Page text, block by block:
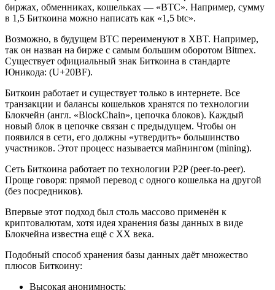
биржах, обменниках, кошельках — «BTC». Например, сумму
в 1,5 Биткоина можно написать как «1,5 btc».
Возможно, в будущем BTC переименуют в XBT. Например,
так он назван на бирже с самым большим оборотом Bitmex.
Существует официальный знак Биткоина в стандарте
Юникода: (U+20BF).
Биткоин работает и существует только в интернете. Все
транзакции и балансы кошельков хранятся по технологии
Блокчейн (англ. «BlockChain», цепочка блоков). Каждый
новый блок в цепочке связан с предыдущем. Чтобы он
появился в сети, его должны «утвердить» большинство
участников. Этот процесс называется майнингом (mining).
Сеть Биткоина работает по технологии P2P (peer-to-peer).
Проще говоря: прямой перевод с одного кошелька на другой
(без посредников).
Впервые этот подход был столь массово применён к
криптовалютам, хотя идея хранения базы данных в виде
Блокчейна известна ещё с XX века.
Подобный способ хранения базы данных даёт множество
плюсов Биткоину:
Высокая анонимность;